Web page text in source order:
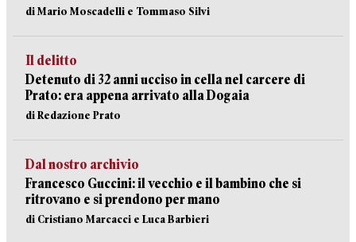
di Mario Moscadelli e Tommaso Silvi
Il delitto
Detenuto di 32 anni ucciso in cella nel carcere di
Prato: era appena arrivato alla Dogaia
di Redazione Prato
Dal nostro archivio
Francesco Guccini: il vecchio e il bambino che si
ritrovano e si prendono per mano
di Cristiano Marcacci e Luca Barbieri